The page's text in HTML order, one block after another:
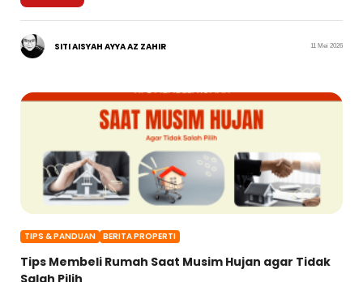
SITI AISYAH AYYA AZ ZAHIR 11 Mei 2026
TIPS & PANDUAN BERITA PROPERTI
Tips Membeli Rumah Saat Musim Hujan agar Tidak
Salah Pilih